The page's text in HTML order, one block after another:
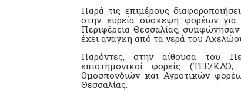
Παρά τις επιμέρους
στην ευρεία σύσκεψη φορέων
Περιφέρεια Θεσσαλίας,
έχει αναγκη από τα νερά του
Παρόντες, στην αίθουσα του
επιστημονικοί φορείς (ΤΕΕ/
Ομοσπονδιών και Αγροτικών
Θεσσαλίας.